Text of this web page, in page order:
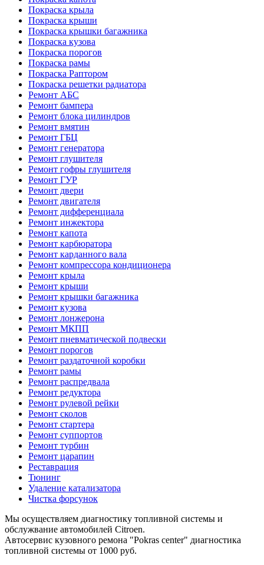
Покраска крыла
Покраска крыши
Покраска крышки багажника
Покраска кузова
Покраска порогов
Покраска рамы
Покраска Раптором
Покраска решетки радиатора
Ремонт АБС
Ремонт бампера
Ремонт блока цилиндров
Ремонт вмятин
Ремонт ГБЦ
Ремонт генератора
Ремонт глушителя
Ремонт гофры глушителя
Ремонт ГУР
Ремонт двери
Ремонт двигателя
Ремонт дифференциала
Ремонт инжектора
Ремонт капота
Ремонт карбюратора
Ремонт карданного вала
Ремонт компрессора кондиционера
Ремонт крыла
Ремонт крыши
Ремонт крышки багажника
Ремонт кузова
Ремонт лонжерона
Ремонт МКПП
Ремонт пневматической подвески
Ремонт порогов
Ремонт раздаточной коробки
Ремонт рамы
Ремонт распредвала
Ремонт редуктора
Ремонт рулевой рейки
Ремонт сколов
Ремонт стартера
Ремонт суппортов
Ремонт турбин
Ремонт царапин
Реставрация
Тюнинг
Удаление катализатора
Чистка форсунок
Мы осуществляем диагностику топливной системы и
обслужвание автомобилей Citroen.
Автосервис кузовного ремона "Pokras center" диагностика
топливной системы от 1000 руб.